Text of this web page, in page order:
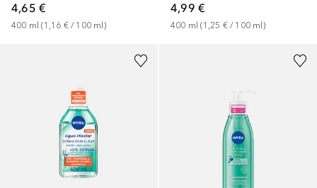
4,65 €
400 ml (1,16 € / 100 ml )
4,99 €
400 ml (1,25 € / 100 ml )